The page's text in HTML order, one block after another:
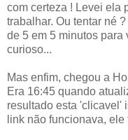
com certeza ! Levei ela
trabalhar. Ou tentar né
de 5 em 5 minutos para
curioso...
Mas enfim, chegou a
Era 16:45 quando
resultado esta 'clicavel'
link não funcionava,